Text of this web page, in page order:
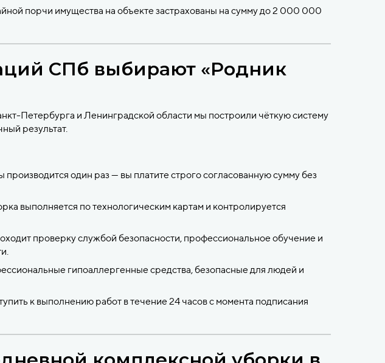
порчи имущества на объекте застрахованы на сумму до 2 000 000
СПб выбирают «Родник
Петербурга и Ленинградской области мы построили чёткую систему
результат.
производится один раз — вы платите строго согласованную сумму без
выполняется по технологическим картам и контролируется
проверку службой безопасности, профессиональное обучение и
гипоаллергенные средства, безопасные для людей и
к выполнению работ в течение 24 часов с момента подписания